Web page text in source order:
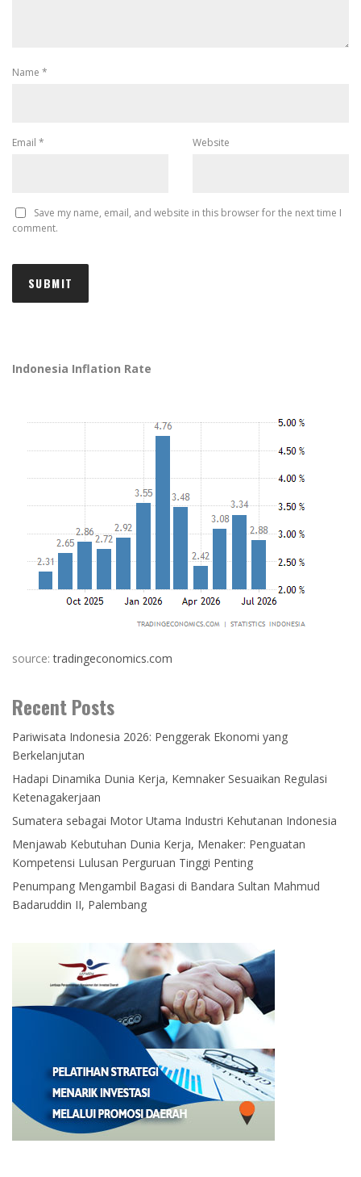
Name *
Email * Website
Save my name, email, and website in this browser for the next time I
comment.
Indonesia Inflation Rate
source:tradingeconomics.com
Recent Posts
Pariwisata Indonesia 2026: Penggerak Ekonomi yang
Berkelanjutan
Hadapi Dinamika Dunia Kerja, Kemnaker Sesuaikan Regulasi
Ketenagakerjaan
Sumatera sebagai Motor Utama Industri Kehutanan Indonesia
Menjawab Kebutuhan Dunia Kerja, Menaker: Penguatan
Kompetensi Lulusan Perguruan Tinggi Penting
Penumpang Mengambil Bagasi di Bandara Sultan Mahmud
Badaruddin II, Palembang